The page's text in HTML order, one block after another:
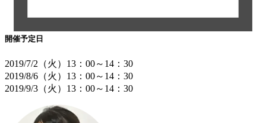
開催予定日
2019/7/2（火）13：00～14：30
2019/8/6（火）13：00～14：30
2019/9/3（火）13：00～14：30